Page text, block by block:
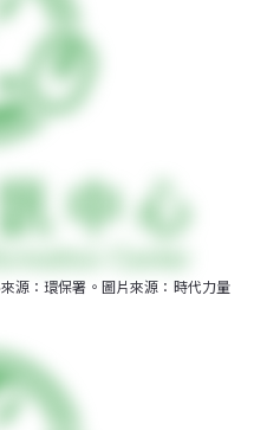
源：環保署。圖片來源：時代力量